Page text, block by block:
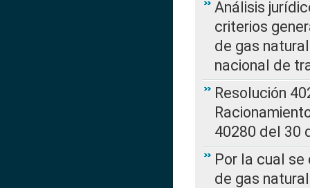
Análisis
criterios
de gas
nacional de
Resolución
40280 del 30
Por la cual
de gas natural